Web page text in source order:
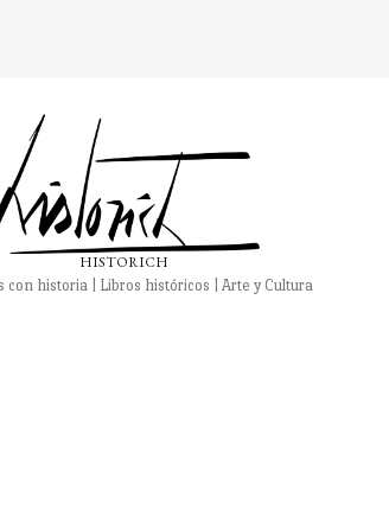
HISTORICH
con historia | Libros históricos | Arte y Cultura